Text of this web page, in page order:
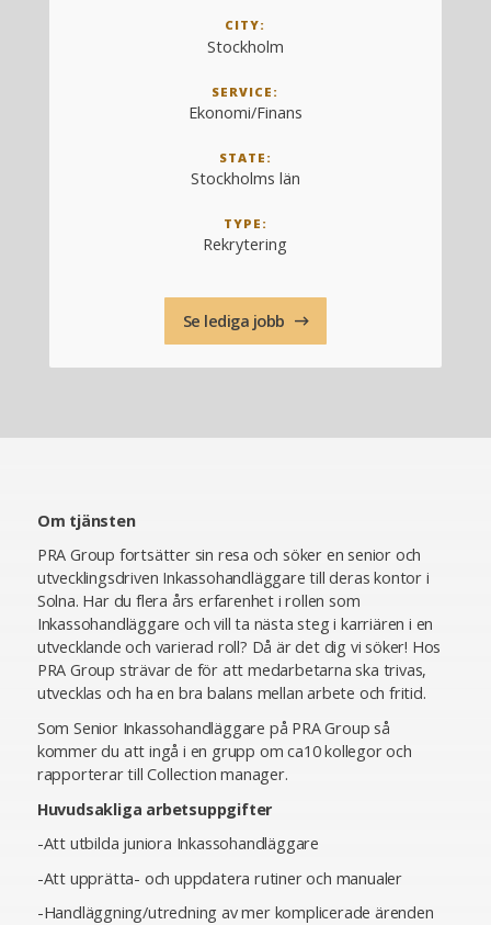
CITY:
Stockholm
SERVICE:
Ekonomi/Finans
STATE:
Stockholms län
TYPE:
Rekrytering
Se lediga jobb
Om tjänsten
PRA Group fortsätter sin resa och söker en senior och
utvecklingsdriven Inkassohandläggare till deras kontor i
Solna. Har du flera års erfarenhet i rollen som
Inkassohandläggare och vill ta nästa steg i karriären i en
utvecklande och varierad roll? Då är det dig vi söker! Hos
PRA Group strävar de för att medarbetarna ska trivas,
utvecklas och ha en bra balans mellan arbete och fritid.
Som Senior Inkassohandläggare på PRA Group så
kommer du att ingå i en grupp om ca10 kollegor och
rapporterar till Collection manager.
Huvudsakliga arbetsuppgifter
-Att utbilda juniora Inkassohandläggare
-Att upprätta- och uppdatera rutiner och manualer
-Handläggning/utredning av mer komplicerade ärenden